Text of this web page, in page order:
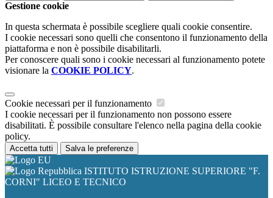
Gestione cookie
In questa schermata è possibile scegliere quali cookie consentire.
I cookie necessari sono quelli che consentono il funzionamento della
piattaforma e non è possibile disabilitarli.
Per conoscere quali sono i cookie necessari al funzionamento potete
visionare la COOKIE POLICY.
Cookie necessari per il funzionamento
I cookie necessari per il funzionamento non possono essere
disabilitati. È possibile consultare l'elenco nella pagina della cookie
policy.
Accetta tutti Salva le preferenze
ISTITUTO ISTRUZIONE SUPERIORE "F.
CORNI" LICEO E TECNICO